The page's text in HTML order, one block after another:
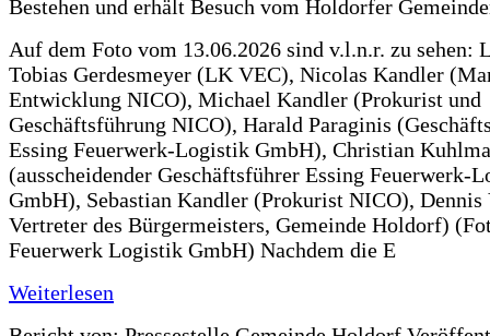
Auf dem Foto vom 13.06.2026 sind v.l.n.r. zu sehen:
Tobias Gerdesmeyer (LK VEC), Nicolas Kandler
Entwicklung NICO), Michael Kandler (Prokurist und
Geschäftsführung NICO), Harald Paraginis
Essing Feuerwerk-Logistik GmbH), Christian
(ausscheidender Geschäftsführer Essing Feuerwerk-
GmbH), Sebastian Kandler (Prokurist NICO),
Vertreter des Bürgermeisters, Gemeinde Holdorf)
Feuerwerk Logistik GmbH) Nachdem die E
Weiterlesen